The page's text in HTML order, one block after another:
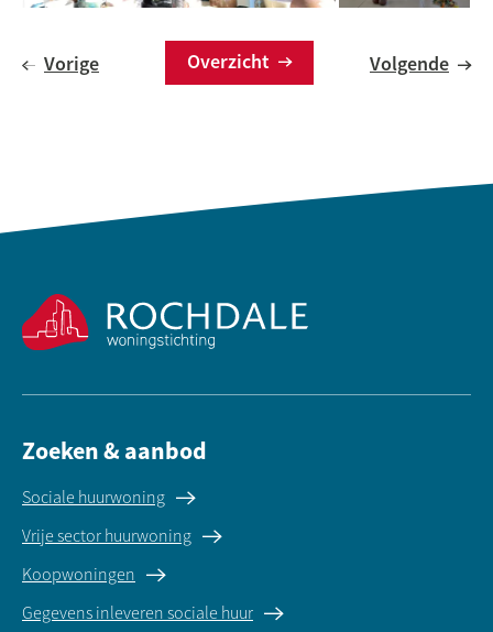
Volgende
Overzicht
Vorige
Zoeken & aanbod
Sociale huurwoning
Vrije sector huurwoning
Koopwoningen
Gegevens inleveren sociale huur